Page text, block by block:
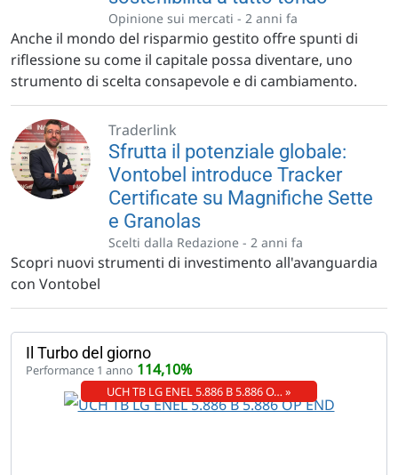
Opinione sui mercati - 2 anni fa
Anche il mondo del risparmio gestito offre spunti di
riflessione su come il capitale possa diventare, uno
strumento di scelta consapevole e di cambiamento.
Traderlink
Sfrutta il potenziale globale:
Vontobel introduce Tracker
Certificate su Magnifiche Sette
e Granolas
Scelti dalla Redazione - 2 anni fa
Scopri nuovi strumenti di investimento all'avanguardia
con Vontobel
Il Turbo del giorno
Performance 1 anno 114,10%
UCH TB LG ENEL 5.886 B 5.886 O… »